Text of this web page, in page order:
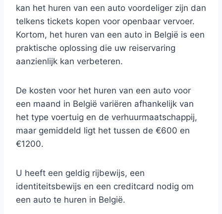
kan het huren van een auto voordeliger zijn dan
telkens tickets kopen voor openbaar vervoer.
Kortom, het huren van een auto in België is een
praktische oplossing die uw reiservaring
aanzienlijk kan verbeteren.
De kosten voor het huren van een auto voor
een maand in België variëren afhankelijk van
het type voertuig en de verhuurmaatschappij,
maar gemiddeld ligt het tussen de €600 en
€1200.
U heeft een geldig rijbewijs, een
identiteitsbewijs en een creditcard nodig om
een auto te huren in België.